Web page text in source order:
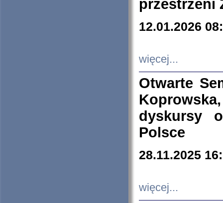
przestrzeni
12.01.2026
więcej...
Otwarte
dyskursy
Polsce
28.11.2025
więcej...